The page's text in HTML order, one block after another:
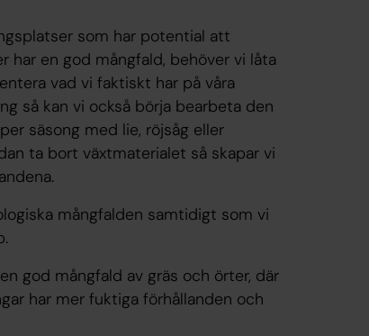
som har potential att
har en god mångfald, behöver vi låta
vad vi faktiskt har på våra
så kan vi också börja bearbeta den
säsong med lie, röjsåg eller
ta bort växtmaterialet så skapar vi
mångfalden samtidigt som vi
god mångfald av gräs och örter, där
har mer fuktiga förhållanden och